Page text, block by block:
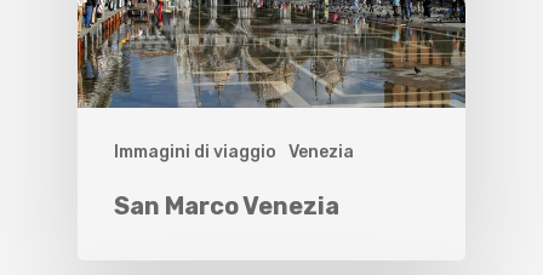
Immagini di viaggio Venezia
San Marco Venezia